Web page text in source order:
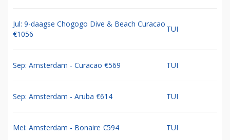
Jul: 9-daagse Chogogo Dive & Beach Curacao
€1056
TUI
Sep: Amsterdam - Curacao €569 TUI
Sep: Amsterdam - Aruba €614 TUI
Mei: Amsterdam - Bonaire €594 TUI